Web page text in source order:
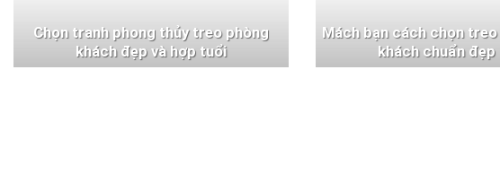
Chọn tranh phong thủy treo phòng
khách đẹp và hợp tuổi
Mách bạn cách chọn
khách chuẩn đẹp